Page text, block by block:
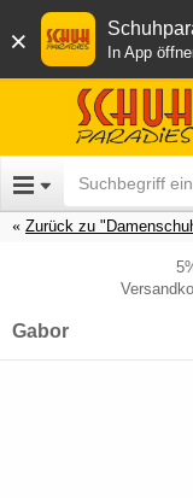
× In App
Zurück zu
Gabor